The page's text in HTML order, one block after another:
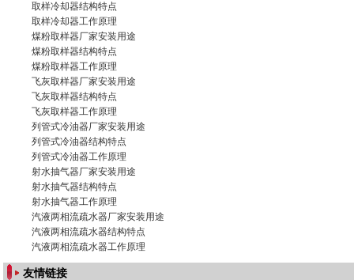
取样冷却器结构特点
取样冷却器工作原理
煤粉取样器厂家安装用途
煤粉取样器结构特点
煤粉取样器工作原理
飞灰取样器厂家安装用途
飞灰取样器结构特点
飞灰取样器工作原理
列管式冷油器厂家安装用途
列管式冷油器结构特点
列管式冷油器工作原理
射水抽气器厂家安装用途
射水抽气器结构特点
射水抽气器工作原理
汽液两相流疏水器厂家安装用途
汽液两相流疏水器结构特点
汽液两相流疏水器工作原理
友情链接